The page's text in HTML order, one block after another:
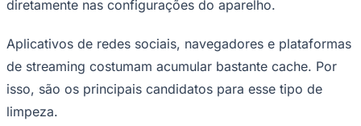
Santos
diretamente nas configurações do aparelho.
Aplicativos de redes sociais, navegadores e plataformas
de streaming costumam acumular bastante cache. Por
isso, são os principais candidatos para esse tipo de
limpeza.